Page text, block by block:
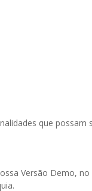
que possam
Versão Demo, no